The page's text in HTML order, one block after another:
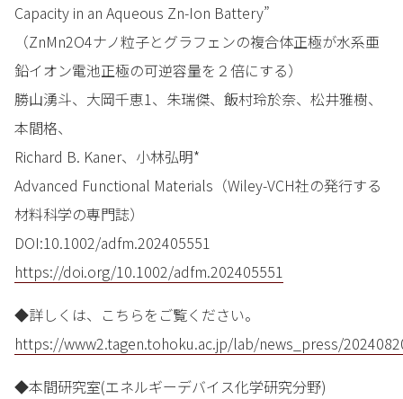
Capacity in an Aqueous Zn-Ion Battery”
（ZnMn2O4ナノ粒子とグラフェンの複合体正極が水系亜
鉛イオン電池正極の可逆容量を２倍にする）
勝山湧斗、大岡千恵1、朱瑞傑、飯村玲於奈、松井雅樹、
本間格、
Richard B. Kaner、小林弘明*
Advanced Functional Materials（Wiley-VCH社の発行する
材料科学の専門誌）
DOI:10.1002/adfm.202405551
https://doi.org/10.1002/adfm.202405551
◆詳しくは、こちらをご覧ください。
https://www2.tagen.tohoku.ac.jp/lab/news_press/
◆本間研究室(エネルギーデバイス化学研究分野)